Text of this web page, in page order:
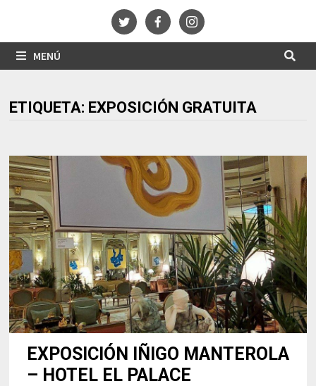
MENÚ
ETIQUETA: EXPOSICIÓN GRATUITA
EXPOSICIÓN IÑIGO MANTEROLA
– HOTEL EL PALACE